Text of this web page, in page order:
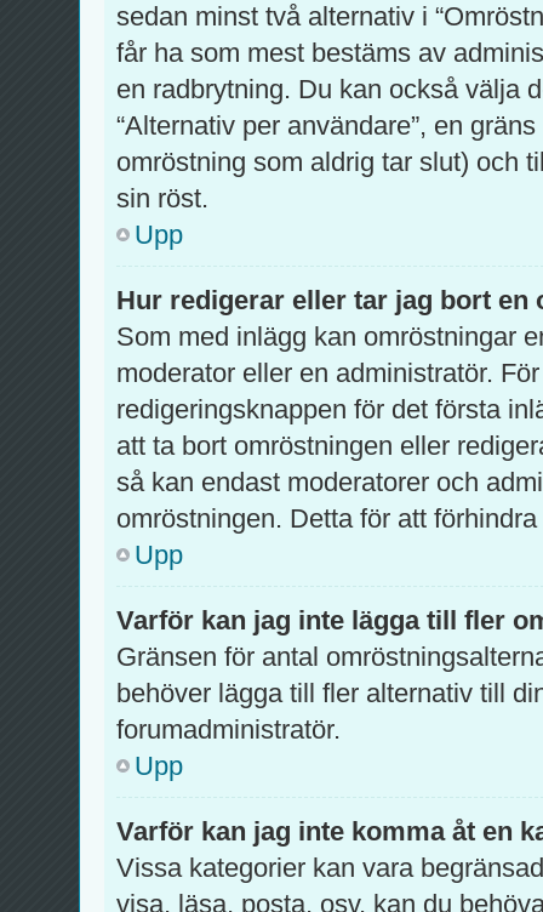
sedan minst två alternativ i
får ha som mest bestäms av
en radbrytning. Du kan också välja
“Alternativ per användare”, en
omröstning som aldrig tar slut) och
sin röst.
Upp
Hur redigerar eller tar jag bort en
Som med inlägg kan omröstningar
moderator eller en administratör.
redigeringsknappen för det första
att ta bort omröstningen eller
så kan endast moderatorer och
omröstningen. Detta för att
Upp
Varför kan jag inte lägga till fler
Gränsen för antal
behöver lägga till fler alternativ till
forumadministratör.
Upp
Varför kan jag inte komma åt en
Vissa kategorier kan vara
visa, läsa, posta, osv. kan du